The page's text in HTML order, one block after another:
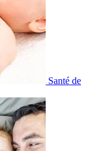
Santé de